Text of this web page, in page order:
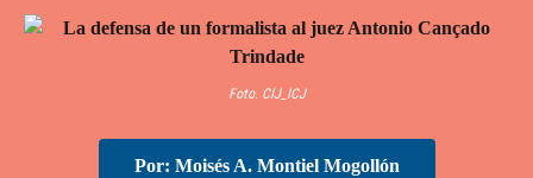
Foto. CIJ_ICJ
Por: Moisés A. Montiel Mogollón